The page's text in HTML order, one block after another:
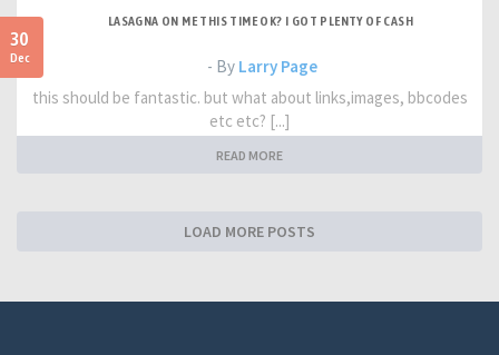
30
Dec
LASAGNA ON ME THIS TIME OK? I GOT PLENTY OF CASH
- By Larry Page
this should be fantastic. but what about links,images, bbcodes
etc etc? [...]
READ MORE
LOAD MORE POSTS